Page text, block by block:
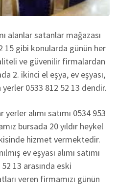
alanlar satanlar mağazası
15 gibi konularda günün her
ve güvenilir firmalardan
2. ikinci el eşya, ev eşyası,
0533 812 52 13 dendir.
alımı satımı 0534 953
bursada 20 yıldır heykel
hizmet vermektedir.
ev eşyası alımı satımı
13 arasında eski
veren firmamızı günün